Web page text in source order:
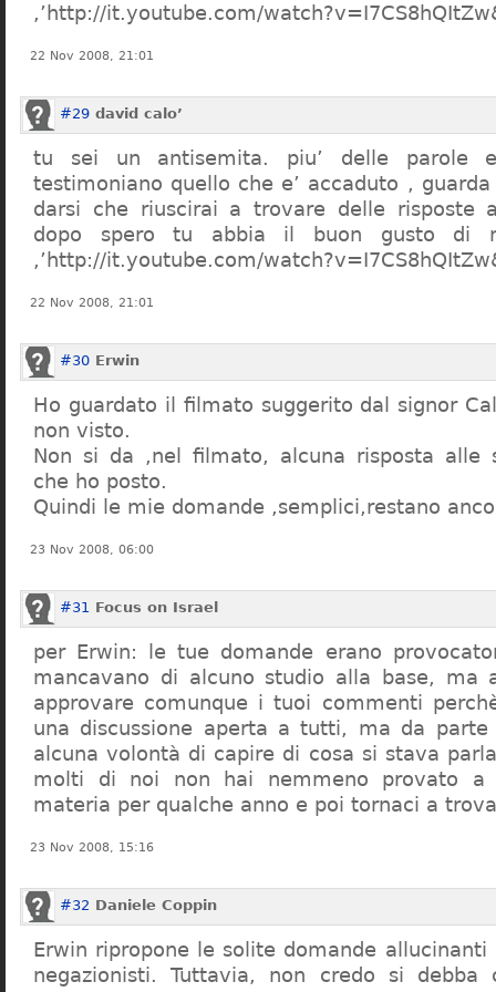
,’http://it.youtube.com/
22 Nov 2008, 21:01
#29 david calo’
tu sei un antisemita. piu’ delle parole
testimoniano quello che e’ accaduto , guarda
darsi che riuscirai a trovare delle risposte
dopo spero tu abbia il buon gusto di
,’http://it.youtube.com/
22 Nov 2008, 21:01
#30 Erwin
Ho guardato il filmato suggerito dal signor
non visto.
Non si da ,nel filmato, alcuna risposta alle
che ho posto.
Quindi le mie domande ,semplici,restano
23 Nov 2008, 06:00
#31 Focus on Israel
per Erwin: le tue domande erano
mancavano di alcuno studio alla base, ma
approvare comunque i tuoi commenti
una discussione aperta a tutti, ma da parte
alcuna volontà di capire di cosa si stava
molti di noi non hai nemmeno provato a
materia per qualche anno e poi tornaci a
23 Nov 2008, 15:16
#32 Daniele Coppin
Erwin ripropone le solite domande
negazionisti. Tuttavia, non credo si debba